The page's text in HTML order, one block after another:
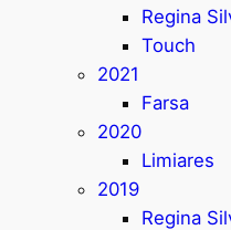
Regina
Touch
2021
Farsa
2020
Limiares
2019
Regina